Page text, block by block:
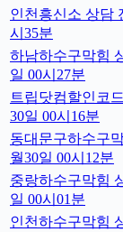
인천흥신소 상담
시35분
하남하수구막힘
일 00시27분
트립닷컴할인코
30일 00시16분
동대문구하수구
월30일 00시12분
중랑하수구막힘
일 00시01분
인천하수구막힘